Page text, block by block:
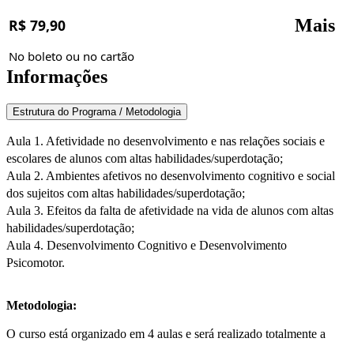
R$ 79,90
No boleto ou no cartão
Mais
Informações
Estrutura do Programa / Metodologia
Aula 1. Afetividade no desenvolvimento e nas relações sociais e
escolares de alunos com altas habilidades/superdotação;
Aula 2. Ambientes afetivos no desenvolvimento cognitivo e social
dos sujeitos com altas habilidades/superdotação;
Aula 3. Efeitos da falta de afetividade na vida de alunos com altas
habilidades/superdotação;
Aula 4. Desenvolvimento Cognitivo e Desenvolvimento
Psicomotor.
Metodologia:
O curso está organizado em 4 aulas e será realizado totalmente a